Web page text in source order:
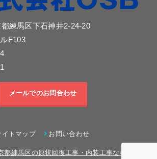
練馬区下石神井2-24-20
F103
メールでのお問合わせ
イトマップ お問い合わせ
都練馬区の原状回復工事・内装工事なら株式会